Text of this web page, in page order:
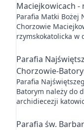
Maciejkowicach -
Parafia Matki Bożej
Chorzowie
rzymskokatolicka w
Parafia
Chorzowie-
Parafia
Batorym należy do
archidiecezji
Parafia św.